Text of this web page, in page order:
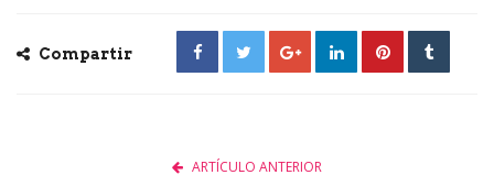
Compartir
ARTÍCULO ANTERIOR